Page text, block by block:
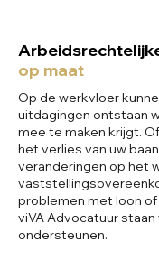
op maat
Op de werkvloer
uitdagingen ontstaan
mee te maken krijgt.
het verlies van uw
veranderingen op het
problemen met loon of
viVA Advocatuur staan
ondersteunen.